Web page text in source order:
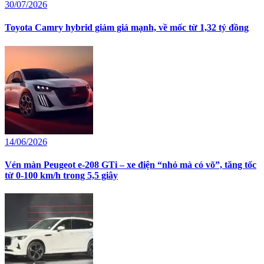
30/07/2026
Toyota Camry hybrid giảm giá mạnh, về mốc từ 1,32 tỷ đồng
14/06/2026
Vén màn Peugeot e-208 GTi – xe điện “nhỏ mà có võ”, tăng tốc
từ 0-100 km/h trong 5,5 giây